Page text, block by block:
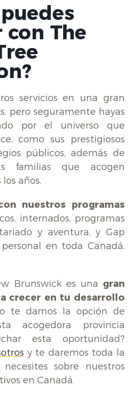
The
servicios en una gran
pero seguramente hayas
por el universo que
como sus prestigiosos
públicos, además de
familias que acogen
años.
nuestros programas
internados, programas
y aventura, y Gap
en toda Canadá.
Brunswick es una gran
crecer en tu desarrollo
te damos la opción de
acogedora provincia
esta oportunidad?
y te daremos toda la
sobre nuestros
en Canadá.